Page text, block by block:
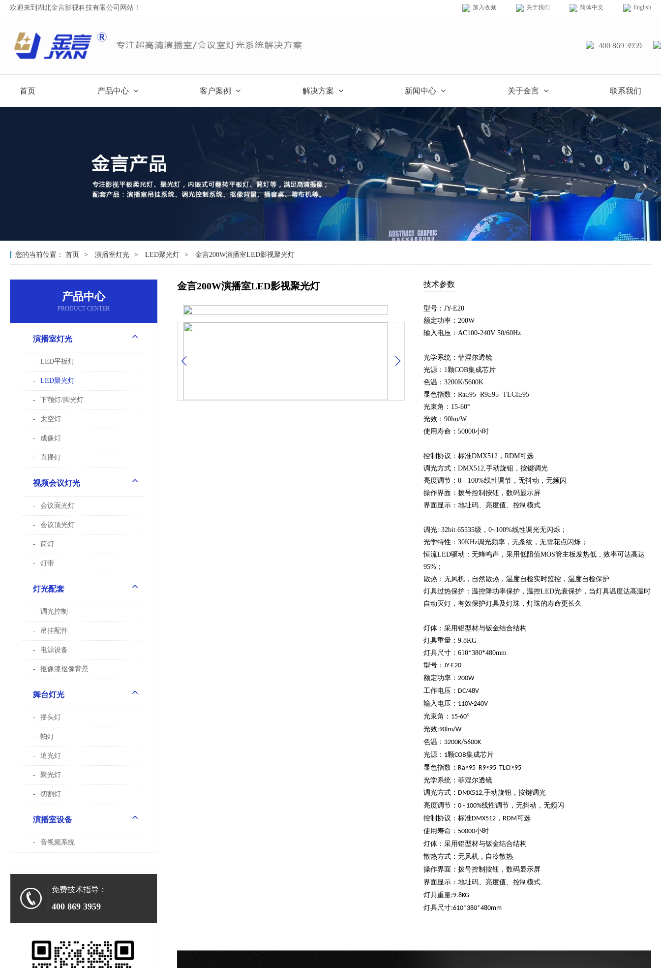
欢迎来到湖北金言影视科技有限公司网站！ 加入收藏 关于我们 简体中文 English
400 869 3959
首页 产品中心 客户案例 解决方案 新闻中心 关于金言 联系我们
您的当前位置： 首页 演播室灯光 LED聚光灯 金言200W演播室LED影视聚光灯
产品中心
PRODUCT CENTER
演播室灯光
LED平板灯
LED聚光灯
下颚灯/脚光灯
太空灯
成像灯
直播灯
视频会议灯光
会议面光灯
会议顶光灯
筒灯
灯带
灯光配套
调光控制
吊挂配件
电源设备
抠像漆抠像背景
舞台灯光
摇头灯
帕灯
追光灯
聚光灯
切割灯
演播室设备
音视频系统
免费技术指导：
400 869 3959
金言200W演播室LED影视聚光灯 技术参数
型号：JY-E20
额定功率：200W
输入电压：AC100-240V 50/60Hz
光学系统：菲涅尔透镜
光源：1颗COB集成芯片
色温：3200K/5600K
显色指数：Ra≥95 R9≥95 TLCI≥95
光束角：15-60°
光效：90lm/W
使用寿命：50000小时
控制协议：标准DMX512，RDM可选
调光方式：DMX512,手动旋钮，按键调光
亮度调节：0 - 100%线性调节，无抖动，无频闪
操作界面：拨号控制按钮，数码显示屏
界面显示：地址码、亮度值、控制模式
调光: 32bit 65535级，0~100%线性调光无闪烁；
光学特性：30KHz调光频率，无条纹，无雪花点闪烁；
恒流LED驱动：无蜂鸣声，采用低阻值MOS管主板发热低，效率可达高达
95%；
散热：无风机，自然散热，温度自检实时监控，温度自检保护
灯具过热保护：温控降功率保护，温控LED光衰保护，当灯具温度达高温时
自动灭灯，有效保护灯具及灯珠，灯珠的寿命更长久
灯体：采用铝型材与钣金结合结构
灯具重量：9.8KG
灯具尺寸：610*380*480mm
型号： JY-E20
额定功率 ： 200W
工作电压： DC/48V
输入电压： 110V-240V
光束角： 15-60°
光效:90lm/W
色温： 3200K/5600K
光源： 1颗COB集成芯片
显色指数： Ra≥95 R9≥95TLCI≥95
光学系统：菲涅尔透镜
调光方式： DMX512,手动旋钮，按键调光
亮度调节：0 - 100%线性调节，无抖动，无频闪
控制协议：标准DMX512 ， RDM可选
使用寿命： 50000小时
灯体：采用铝型材与钣金结合结构
散热方式：无风机，自冷散热
操作界面：拨号控制按钮，数码显示屏
界面显示：地址码、亮度值、控制模式
灯具重量:9.8KG
灯具尺寸:610*380*480mm